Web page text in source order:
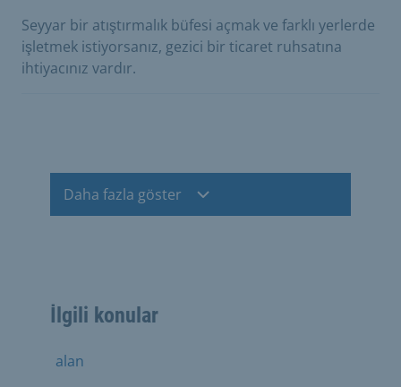
Seyyar bir atıştırmalık büfesi açmak ve farklı yerlerde
işletmek istiyorsanız, gezici bir ticaret ruhsatına
ihtiyacınız vardır.
Daha fazla göster
İlgili konular
alan